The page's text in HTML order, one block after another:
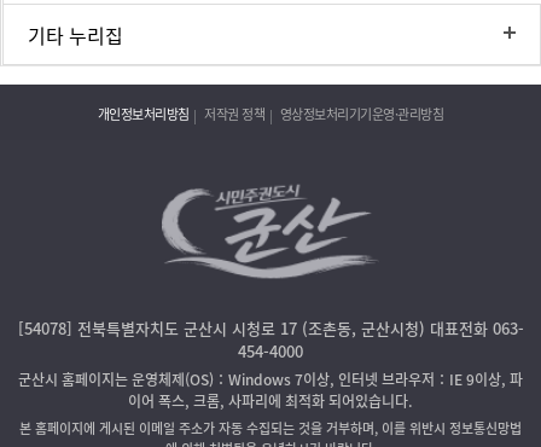
기타 누리집
개인정보처리방침 저작권 정책 영상정보처리기기운영·관리방침
[54078] 전북특별자치도 군산시 시청로 17 (조촌동, 군산시청) 대표전화 063-
454-4000
군산시 홈페이지는 운영체제(OS)：Windows 7이상, 인터넷 브라우저：IE 9이상, 파
이어 폭스, 크롬, 사파리에 최적화 되어있습니다.
본 홈페이지에 게시된 이메일 주소가 자동 수집되는 것을 거부하며, 이를 위반시 정보통신망법